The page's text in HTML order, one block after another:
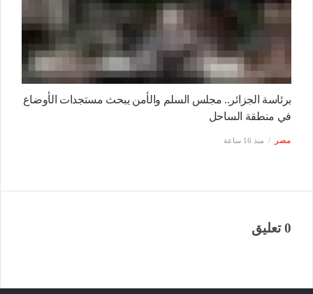
برئاسة الجزائر.. مجلس السلم والأمن يبحث مستجدات الأوضاع
في منطقة الساحل
مصر منذ 16 ساعة
0 تعليق